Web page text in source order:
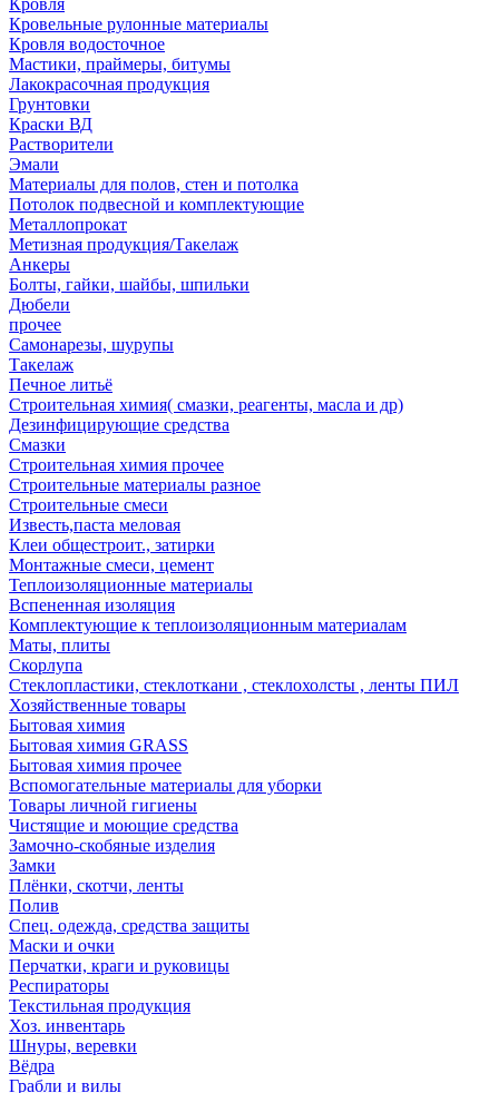
Кровля
Кровельные рулонные материалы
Кровля водосточное
Мастики, праймеры, битумы
Лакокрасочная продукция
Грунтовки
Краски ВД
Растворители
Эмали
Материалы для полов, стен и потолка
Потолок подвесной и комплектующие
Металлопрокат
Метизная продукция/Такелаж
Анкеры
Болты, гайки, шайбы, шпильки
Дюбели
прочее
Самонарезы, шурупы
Такелаж
Печное литьё
Строительная химия( смазки, реагенты, масла и др)
Дезинфицирующие средства
Смазки
Строительная химия прочее
Строительные материалы разное
Строительные смеси
Известь,паста меловая
Клеи общестроит., затирки
Монтажные смеси, цемент
Теплоизоляционные материалы
Вспененная изоляция
Комплектующие к теплоизоляционным материалам
Маты, плиты
Скорлупа
Стеклопластики, стеклоткани , стеклохолсты , ленты ПИЛ
Хозяйственные товары
Бытовая химия
Бытовая химия GRASS
Бытовая химия прочее
Вспомогательные материалы для уборки
Товары личной гигиены
Чистящие и моющие средства
Замочно-скобяные изделия
Замки
Плёнки, скотчи, ленты
Полив
Спец. одежда, средства защиты
Маски и очки
Перчатки, краги и руковицы
Респираторы
Текстильная продукция
Хоз. инвентарь
Шнуры, веревки
Вёдра
Грабли и вилы